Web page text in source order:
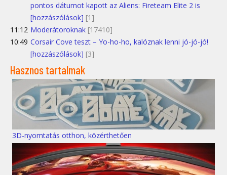
pontos dátumot kapott az Aliens: Fireteam Elite 2 is
[hozzászólások] [1]
11:12 Moderátoroknak [17410]
10:49 Corsair Cove teszt – Yo-ho-ho, kalóznak lenni jó-jó-jó!
[hozzászólások] [3]
Hasznos tartalmak
3D-nyomtatás otthon, közérthetően